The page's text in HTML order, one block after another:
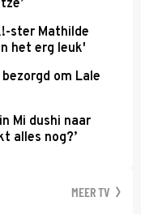
ster Mathilde
het erg leuk'
om Lale
Mi dushi naar
alles nog?’
MEER TV